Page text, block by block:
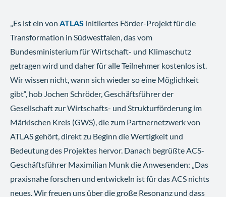
„Es ist ein von ATLAS initiiertes Förder-Projekt für die
Transformation in Südwestfalen, das vom
Bundesministerium für Wirtschaft- und Klimaschutz
getragen wird und daher für alle Teilnehmer kostenlos ist.
Wir wissen nicht, wann sich wieder so eine Möglichkeit
gibt“, hob Jochen Schröder, Geschäftsführer der
Gesellschaft zur Wirtschafts- und Strukturförderung im
Märkischen Kreis (GWS), die zum Partnernetzwerk von
ATLAS gehört, direkt zu Beginn die Wertigkeit und
Bedeutung des Projektes hervor. Danach begrüßte ACS-
Geschäftsführer Maximilian Munk die Anwesenden: „Das
praxisnahe forschen und entwickeln ist für das ACS nichts
neues. Wir freuen uns über die große Resonanz und dass